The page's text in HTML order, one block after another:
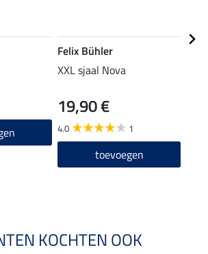
Felix Bühler
XXL sjaal Nova
19,90 €
4.0 1
toevoegen
KOCHTEN OOK